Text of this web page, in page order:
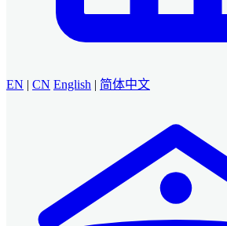
EN | CN English | 简体中文